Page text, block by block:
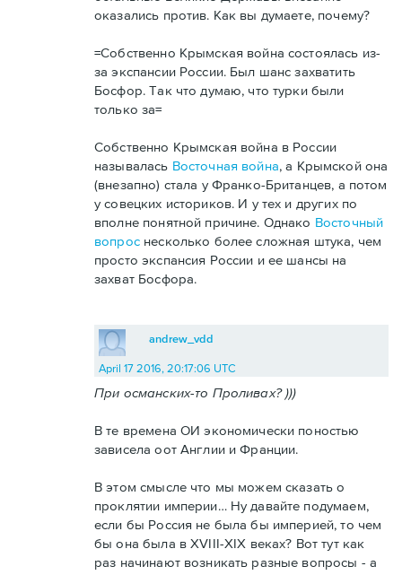
оказались против. Как вы думаете, почему?
=Собственно Крымская война состоялась из-
за экспансии России. Был шанс захватить
Босфор. Так что думаю, что турки были
только за=
Собственно Крымская война в России
называлась Восточная война, а Крымской она
(внезапно) стала у Франко-Британцев, а потом
у совецких историков. И у тех и других по
вполне понятной причине. Однако Восточный
вопроснесколько более сложная штука, чем
просто экспансия России и ее шансы на
захват Босфора.
andrew_vdd
April 17 2016, 20:17:06 UTC
При османских-то Проливах? )))
В те времена ОИ экономически поностью
зависела оот Англии и Франции.
В этом смысле что мы можем сказать о
проклятии империи… Ну давайте подумаем,
если бы Россия не была бы империей, то чем
бы она была в XVIII-XIX веках? Вот тут как
раз начинают возникать разные вопросы - а